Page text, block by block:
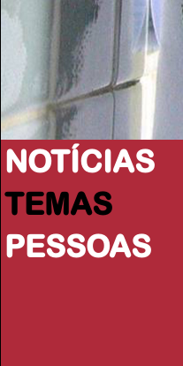
NOTÍCIAS
TEMAS
PESSOAS